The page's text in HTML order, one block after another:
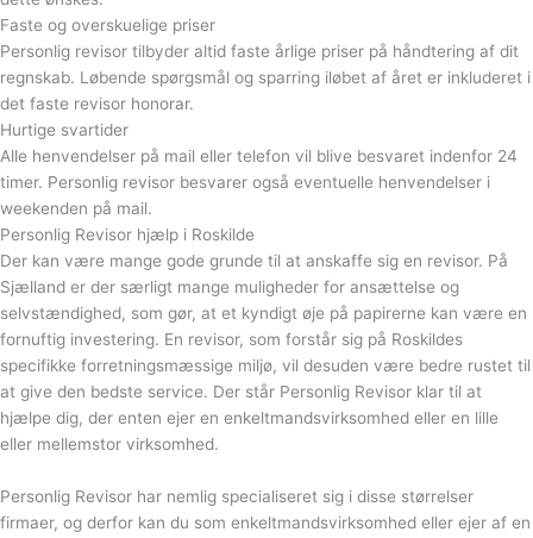
Faste og overskuelige priser
Personlig revisor tilbyder altid faste årlige priser på håndtering af dit
regnskab. Løbende spørgsmål og sparring iløbet af året er inkluderet i
det faste revisor honorar.
Hurtige svartider
Alle henvendelser på mail eller telefon vil blive besvaret indenfor 24
timer. Personlig revisor besvarer også eventuelle henvendelser i
weekenden på mail.
Personlig Revisor hjælp i Roskilde
Der kan være mange gode grunde til at anskaffe sig en revisor. På
Sjælland er der særligt mange muligheder for ansættelse og
selvstændighed, som gør, at et kyndigt øje på papirerne kan være en
fornuftig investering. En revisor, som forstår sig på Roskildes
specifikke forretningsmæssige miljø, vil desuden være bedre rustet til
at give den bedste service. Der står Personlig Revisor klar til at
hjælpe dig, der enten ejer en enkeltmandsvirksomhed eller en lille
eller mellemstor virksomhed.
Personlig Revisor har nemlig specialiseret sig i disse størrelser
firmaer, og derfor kan du som enkeltmandsvirksomhed eller ejer af en